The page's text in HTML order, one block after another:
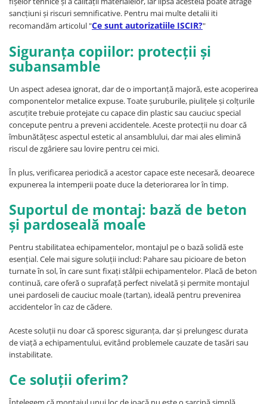
sancțiuni și riscuri semnificative. Pentru mai multe detalii iti
recomandăm articolul "Ce sunt autorizatiile ISCIR?"
Siguranța copiilor: protecții și
subansamble
Un aspect adesea ignorat, dar de o importanță majoră, este acoperirea
componentelor metalice expuse. Toate șuruburile, piulițele și colțurile
ascuțite trebuie protejate cu capace din plastic sau cauciuc special
concepute pentru a preveni accidentele. Aceste protecții nu doar că
îmbunătățesc aspectul estetic al ansamblului, dar mai ales elimină
riscul de zgâriere sau lovire pentru cei mici.
În plus, verificarea periodică a acestor capace este necesară, deoarece
expunerea la intemperii poate duce la deteriorarea lor în timp.
Suportul de montaj: bază de beton
și pardoseală moale
Pentru stabilitatea echipamentelor, montajul pe o bază solidă este
esențial. Cele mai sigure soluții includ: Pahare sau picioare de beton
turnate în sol, în care sunt fixați stâlpii echipamentelor. Placă de beton
continuă, care oferă o suprafață perfect nivelată și permite montajul
unei pardoseli de cauciuc moale (tartan), ideală pentru prevenirea
accidentelor în caz de cădere.
Aceste soluții nu doar că sporesc siguranța, dar și prelungesc durata
de viață a echipamentului, evitând problemele cauzate de tasări sau
instabilitate.
Ce soluții oferim?